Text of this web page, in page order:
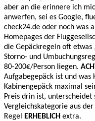
aber an die erinnere ich
anwerfen, sei es Google,
check24.de oder noch was
Homepages der
die Gepäckregeln oft
Storno- und
80-200€/Person liegen.
Aufgabegepäck ist und was
Kabinengepäck maximal
Preis drin ist,
Vergleichskategorie aus
Regel
ERHEBLICH extra.